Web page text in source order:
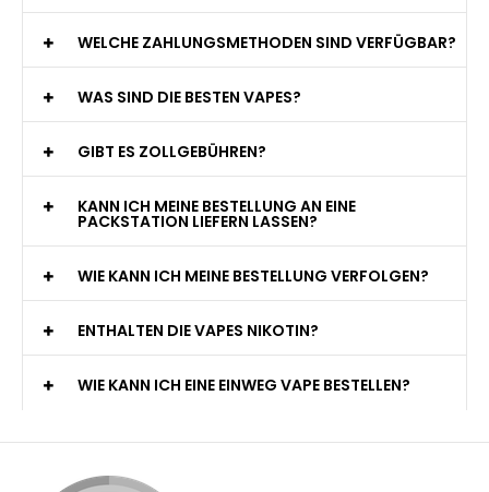
WELCHE ZAHLUNGSMETHODEN SIND VERFÜGBAR?
WAS SIND DIE BESTEN VAPES?
GIBT ES ZOLLGEBÜHREN?
KANN ICH MEINE BESTELLUNG AN EINE
PACKSTATION LIEFERN LASSEN?
WIE KANN ICH MEINE BESTELLUNG VERFOLGEN?
ENTHALTEN DIE VAPES NIKOTIN?
WIE KANN ICH EINE EINWEG VAPE BESTELLEN?